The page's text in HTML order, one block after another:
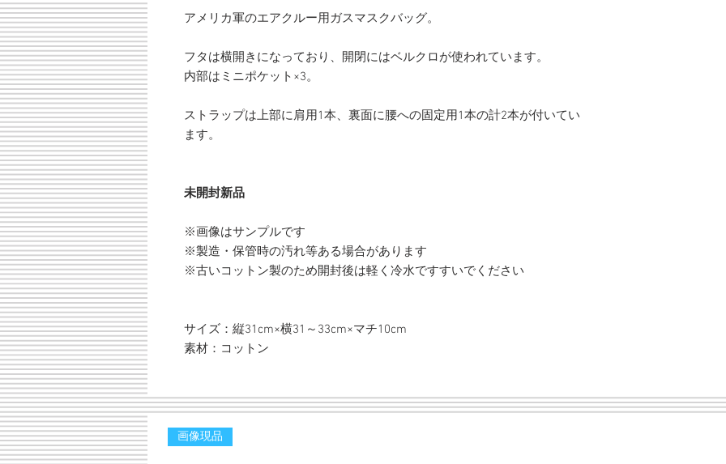
アメリカ軍のエアクルー用ガスマスクバッグ。
フタは横開きになっており、開閉にはベルクロが使われています。
内部はミニポケット×3。
ストラップは上部に肩用1本、裏面に腰への固定用1本の計2本が付いてい
ます。
未開封新品
※画像はサンプルです
※製造・保管時の汚れ等ある場合があります
※古いコットン製のため開封後は軽く冷水ですすいでください
サイズ：縦31cm×横31～33cm×マチ10cm
素材：コットン
画像現品